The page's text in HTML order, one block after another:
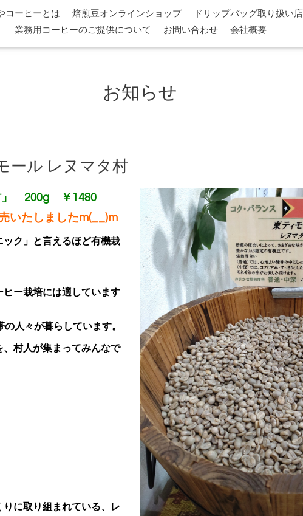
コーヒーとは 焙煎豆オンラインショップ ドリップバッグ取り扱い店
業務用コーヒーのご提供について
お問い合わせ 会社概要
お知らせ
ール レヌマタ村
」 200g ￥1480
いたしましたm(__)m
ク」と言えるほど有機栽
ヒー栽培には適しています
人々が暮らしています。
村人が集まってみんなで
に取り組まれている、レ